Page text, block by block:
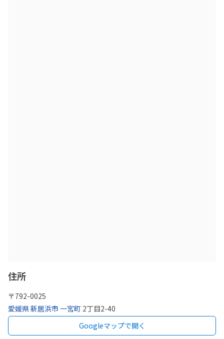
住所
〒792-0025
愛媛県新居浜市 一宮町 2丁目2-40
Googleマップで開く